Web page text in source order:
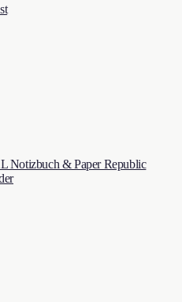
Notizbuch & Paper Republic